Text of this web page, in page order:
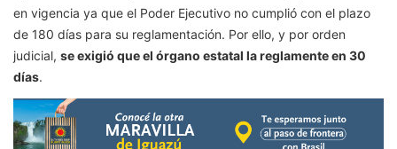
en vigencia ya que el Poder Ejecutivo no cumplió con el plazo
de 180 días para su reglamentación. Por ello, y por orden
judicial, se exigió que el órgano estatal la reglamente en 30
días.